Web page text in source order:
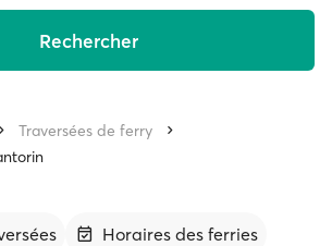
Rechercher
Traversées de ferry
Horaires des ferries